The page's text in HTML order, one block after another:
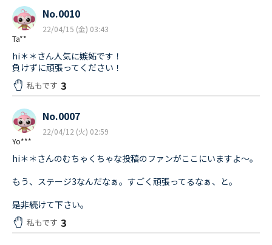
Ta**
No.0010
22/04/15 (金) 03:43
hi＊＊さん人気に嫉妬です！
負けずに頑張ってください！
私もです 3
Yo***
No.0007
22/04/12 (火) 02:59
hi＊＊さんのむちゃくちゃな投稿のファンがここにいますよ〜。
もう、ステージ3なんだなぁ。すごく頑張ってるなぁ、と。
是非続けて下さい。
私もです 3